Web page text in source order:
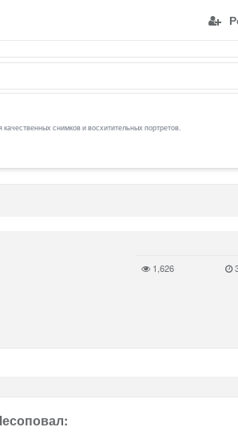
снимков и восхитительных портретов.
1,626